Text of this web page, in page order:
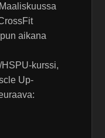
aikana
kurssi,
Up-